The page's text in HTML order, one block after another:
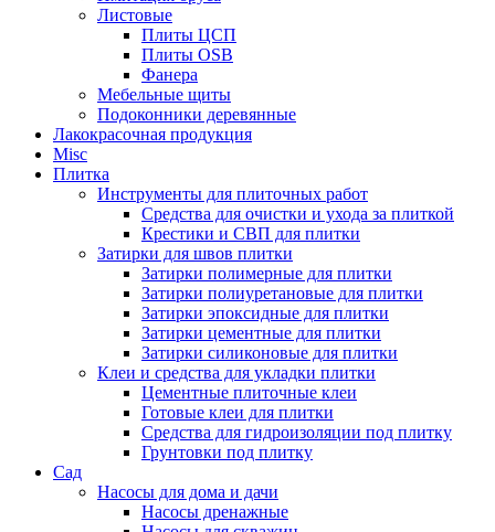
Листовые
Плиты ЦСП
Плиты OSB
Фанера
Мебельные щиты
Подоконники деревянные
Лакокрасочная продукция
Misc
Плитка
Инструменты для плиточных работ
Средства для очистки и ухода за плиткой
Крестики и СВП для плитки
Затирки для швов плитки
Затирки полимерные для плитки
Затирки полиуретановые для плитки
Затирки эпоксидные для плитки
Затирки цементные для плитки
Затирки силиконовые для плитки
Клеи и средства для укладки плитки
Цементные плиточные клеи
Готовые клеи для плитки
Средства для гидроизоляции под плитку
Грунтовки под плитку
Сад
Насосы для дома и дачи
Насосы дренажные